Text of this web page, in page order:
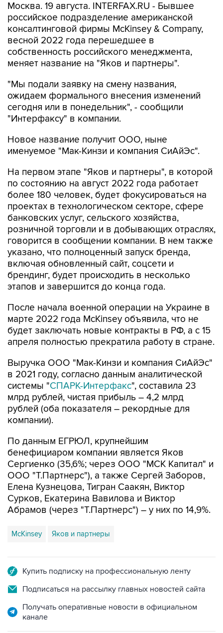
Москва. 19 августа. INTERFAX.RU - Бывшее
российское подразделение американской
консалтинговой фирмы McKinsey & Company,
весной 2022 года перешедшее в
собственность российского менеджмента,
меняет название на "Яков и партнеры".
"Мы подали заявку на смену названия,
ожидаем формального внесения изменений
сегодня или в понедельник", - сообщили
"Интерфаксу" в компании.
Новое название получит ООО, ныне
именуемое "Мак-Кинзи и компания СиАйЭс".
На первом этапе "Яков и партнеры", в которой
по состоянию на август 2022 года работает
более 180 человек, будет фокусироваться на
проектах в технологическом секторе, сфере
банковских услуг, сельского хозяйства,
розничной торговли и в добывающих отраслях,
говорится в сообщении компании. В нем также
указано, что полноценный запуск бренда,
включая обновленный сайт, соцсети и
брендинг, будет происходить в несколько
этапов и завершится до конца года.
После начала военной операции на Украине в
марте 2022 года McKinsey объявила, что не
будет заключать новые контракты в РФ, а с 15
апреля полностью прекратила работу в стране.
Выручка ООО "Мак-Кинзи и компания СиАйЭс"
в 2021 году, согласно данным аналитической
системы "СПАРК-Интерфакс", составила 23
млрд рублей, чистая прибыль – 4,2 млрд
рублей (оба показателя – рекордные для
компании).
По данным ЕГРЮЛ, крупнейшим
бенефициаром компании является Яков
Сергиенко (35,6%; через ООО "МСК Капитал" и
ООО "Т.Партнерс"), а также Сергей Заборов,
Елена Кузнецова, Тигран Саакян, Виктор
Сурков, Екатерина Вавилова и Виктор
Абрамов (через "Т.Партнерс") – у них по 14,9%.
McKinsey Яков и партнеры
Купить подписку на профессиональную ленту
Подписаться на рассылку главных новостей сайта
Получать оперативные новости в официальном
канале